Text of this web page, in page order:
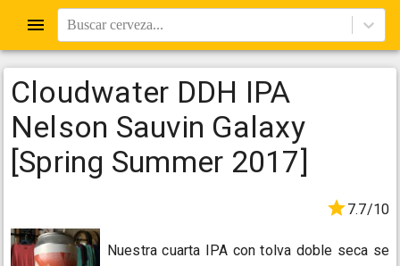
Buscar cerveza...
Cloudwater DDH IPA
Nelson Sauvin Galaxy
[Spring Summer 2017]
7.7/10
Nuestra cuarta IPA con tolva doble seca se